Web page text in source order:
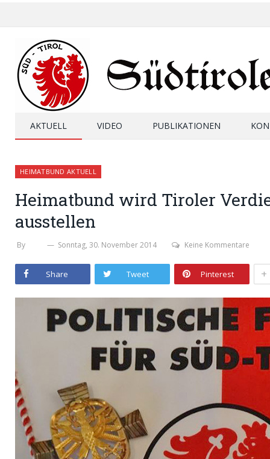
AKTUELL VIDEO PUBLIKATIONEN
HEIMATBUND AKTUELL
Heimatbund wird Tiroler
ausstellen
By Sonntag, 30. November 2014 Keine Kommentare
Share Tweet Pinterest +